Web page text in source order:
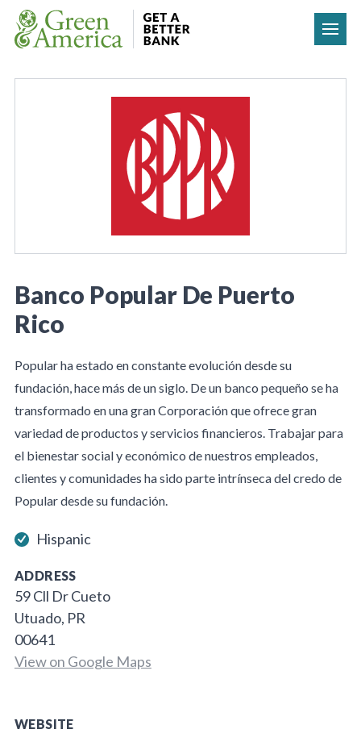
Skip to content
Banco Popular De Puerto
Rico
Popular ha estado en constante evolución desde su
fundación, hace más de un siglo. De un banco pequeño se ha
transformado en una gran Corporación que ofrece gran
variedad de productos y servicios financieros. Trabajar para
el bienestar social y económico de nuestros empleados,
clientes y comunidades ha sido parte intrínseca del credo de
Popular desde su fundación.
Hispanic
ADDRESS
59 Cll Dr Cueto
Utuado, PR
00641
View on Google Maps
WEBSITE